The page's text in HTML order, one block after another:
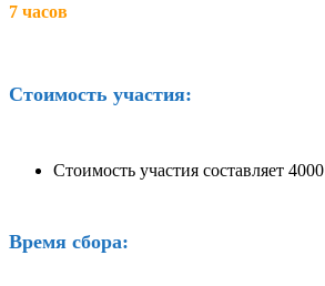
7 часов
Стоимость участия:
Стоимость участия составляет
Время сбора: